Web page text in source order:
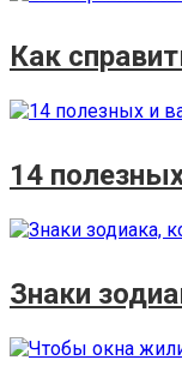
Как
14
Знаки